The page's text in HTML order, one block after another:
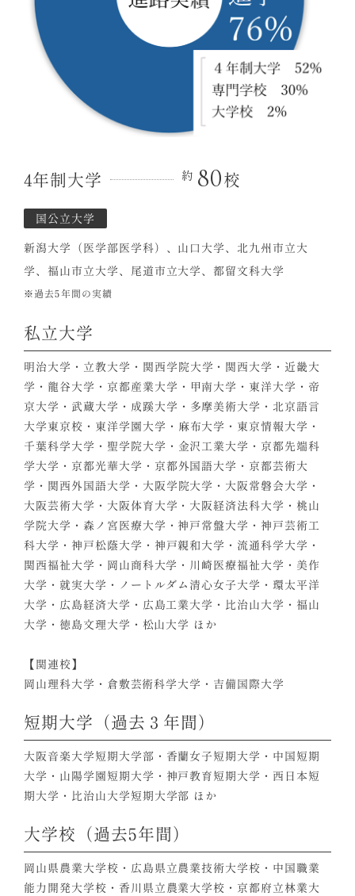
4年制大学 80校
国公立大学
新潟大学（医学部医学科）、山口大学、北九州市立大
学、福山市立大学、尾道市立大学、都留文科大学
※過去5年間の実績
私立大学
明治大学・立教大学・関西学院大学・関西大学・近畿大
学・龍谷大学・京都産業大学・甲南大学・東洋大学・帝
京大学・武蔵大学・成蹊大学・多摩美術大学・北京語言
大学東京校・東洋学園大学・麻布大学・東京情報大学・
千葉科学大学・聖学院大学・金沢工業大学・京都先端科
学大学・京都光華大学・京都外国語大学・京都芸術大
学・関西外国語大学・大阪学院大学・大阪常磐会大学・
大阪芸術大学・大阪体育大学・大阪経済法科大学・桃山
学院大学・森ノ宮医療大学・神戸常盤大学・神戸芸術工
科大学・神戸松蔭大学・神戸親和大学・流通科学大学・
関西福祉大学・岡山商科大学・川崎医療福祉大学・美作
大学・就実大学・ノートルダム清心女子大学・環太平洋
大学・広島経済大学・広島工業大学・比治山大学・福山
大学・徳島文理大学・松山大学 ほか
【関連校】
岡山理科大学・倉敷芸術科学大学・吉備国際大学
短期大学（過去３年間）
大阪音楽大学短期大学部・香蘭女子短期大学・中国短期
大学・山陽学園短期大学・神戸教育短期大学・西日本短
期大学・比治山大学短期大学部 ほか
大学校（過去5年間）
岡山県農業大学校・広島県立農業技術大学校・中国職業
能力開発大学校・香川県立農業大学校・京都府立林業大